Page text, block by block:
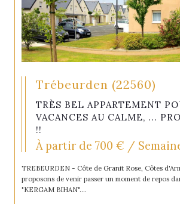
Trébeurden (22560)
TRÈS BEL APPARTEMENT
VACANCES AU CALME, ...
!!
À partir de 700 € /
TREBEURDEN - Côte de Granit Rose, Côtes
proposons de venir passer un moment de repos
"KERGAM BIHAN"....